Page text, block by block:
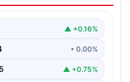
▲ +0.16%
• 0.00%
▲ +0.75%